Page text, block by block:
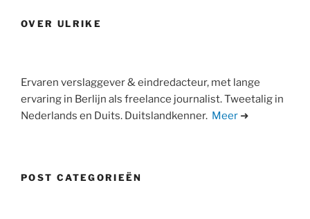
OVER ULRIKE
Ervaren verslaggever & eindredacteur, met lange
ervaring in Berlijn als freelance journalist. Tweetalig in
Nederlands en Duits. Duitslandkenner. Meer ➜
POST CATEGORIEËN